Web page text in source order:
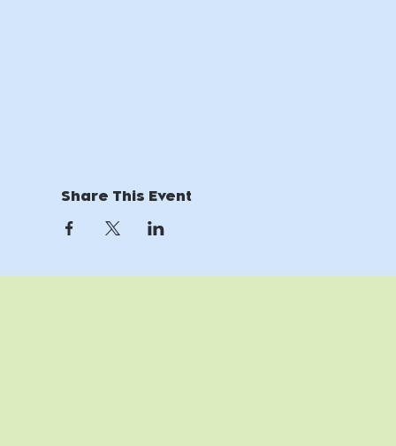
Share This Event